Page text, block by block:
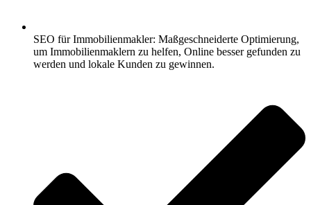
SEO für Immobilienmakler: Maßgeschneiderte Optimierung,
um Immobilienmaklern zu helfen, Online besser gefunden zu
werden und lokale Kunden zu gewinnen.